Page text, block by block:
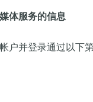
体服务的信息
户并登录通过以下